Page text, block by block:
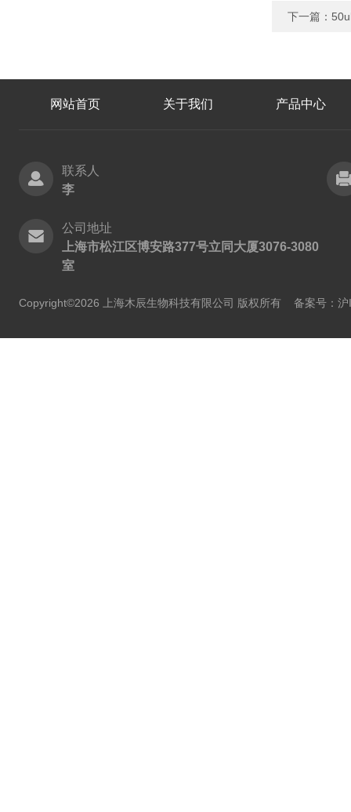
下一篇：
网站首页 关于我们 产品中心
联系人
李
公司地址
上海市松江区博安路377号立同大厦3076-3080
室
Copyright©2026 上海木辰生物科技有限公司 版权所有 备案号：